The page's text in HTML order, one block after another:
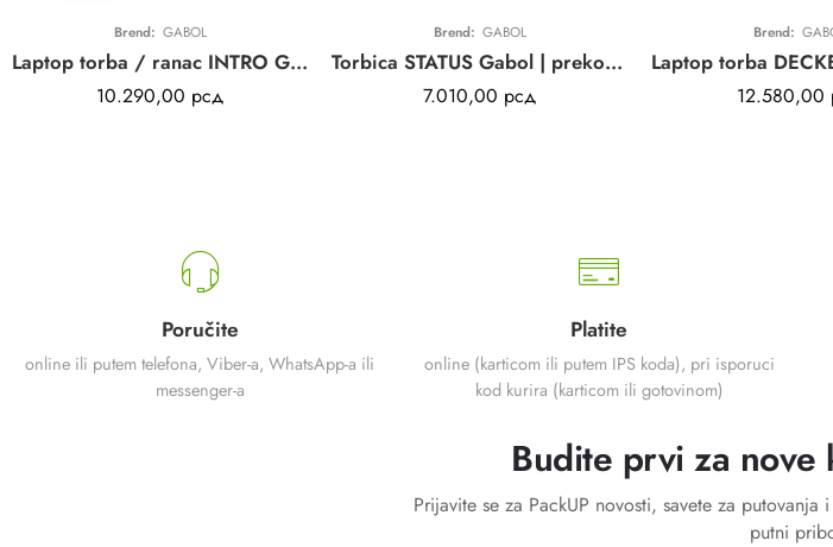
Brend: GABOL
Laptop torba / ranac INTRO Gabol | crna | business | vodootporno platno | 15,6″
10.290,00 рсд
Brend: GABOL
Torbica STATUS Gabol | preko ramena | braon | elegantna | eko koža | 24x31x8cm
7.010,00 рсд
Brend:
12.580,00
Poručite
online ili putem telefona, Viber-a, WhatsApp-a ili
messenger-a
Platite
online (karticom ili putem IPS koda), pri isporuci
kod kurira (karticom ili gotovinom)
Budite prvi za
Prijavite se za PackUP novosti, savete za
putni